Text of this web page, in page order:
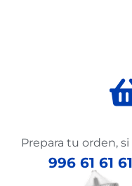
Prepara tu orden,
996 61 61 61